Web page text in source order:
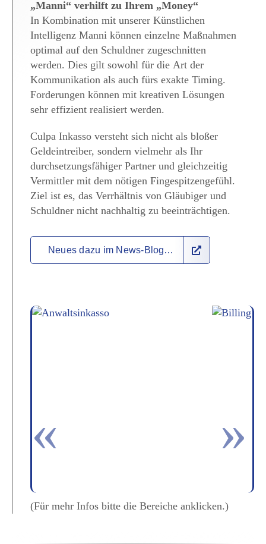
„Manni“ verhilft zu Ihrem „Money“
In Kombination mit unserer Künstlichen
Intelligenz Manni können einzelne Maßnahmen
optimal auf den Schuldner zugeschnitten
werden. Dies gilt sowohl für die Art der
Kommunikation als auch fürs exakte Timing.
Forderungen können mit kreativen Lösungen
sehr effizient realisiert werden.
Culpa Inkasso versteht sich nicht als bloßer
Geldeintreiber, sondern vielmehr als Ihr
durchsetzungsfähiger Partner und gleichzeitig
Vermittler mit dem nötigen Fingespitzengefühl.
Ziel ist es, das Verrhältnis von Gläubiger und
Schuldner nicht nachhaltig zu beeinträchtigen.
Neues dazu im News-Blog…
(Für mehr Infos bitte die Bereiche anklicken.)